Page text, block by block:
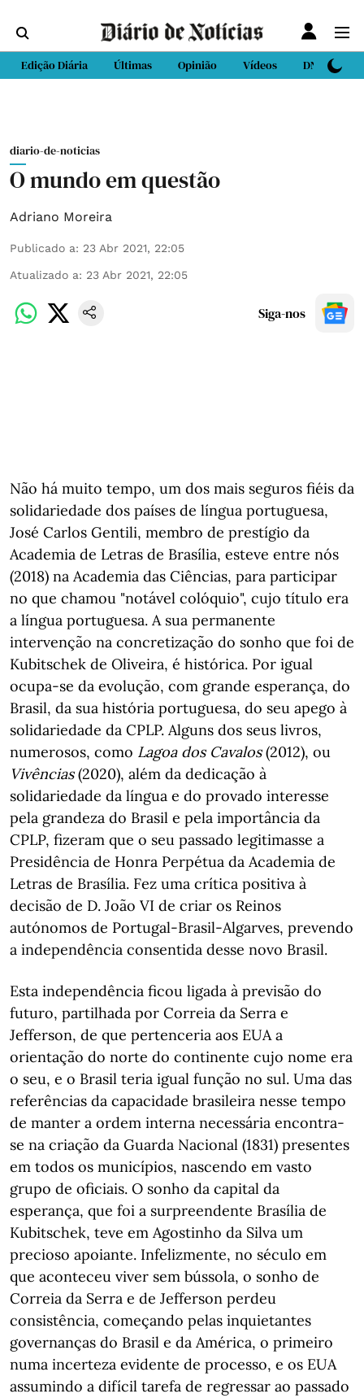
Edição Diária Últimas Opinião Vídeos DN Sport
diario-de-noticias
O mundo em questão
Adriano Moreira
Publicado a: 23 Abr 2021, 22:05
Atualizado a: 23 Abr 2021, 22:05
Siga-nos
Não há muito tempo, um dos mais seguros fiéis da
solidariedade dos países de língua portuguesa,
José Carlos Gentili, membro de prestígio da
Academia de Letras de Brasília, esteve entre nós
(2018) na Academia das Ciências, para participar
no que chamou "notável colóquio", cujo título era
a língua portuguesa. A sua permanente
intervenção na concretização do sonho que foi de
Kubitschek de Oliveira, é histórica. Por igual
ocupa-se da evolução, com grande esperança, do
Brasil, da sua história portuguesa, do seu apego à
solidariedade da CPLP. Alguns dos seus livros,
numerosos, como Lagoa dos Cavalos(2012), ou
Vivências(2020), além da dedicação à
solidariedade da língua e do provado interesse
pela grandeza do Brasil e pela importância da
CPLP, fizeram que o seu passado legitimasse a
Presidência de Honra Perpétua da Academia de
Letras de Brasília. Fez uma crítica positiva à
decisão de D. João VI de criar os Reinos
autónomos de Portugal-Brasil-Algarves, prevendo
a independência consentida desse novo Brasil.
Esta independência ficou ligada à previsão do
futuro, partilhada por Correia da Serra e
Jefferson, de que pertenceria aos EUA a
orientação do norte do continente cujo nome era
o seu, e o Brasil teria igual função no sul. Uma das
referências da capacidade brasileira nesse tempo
de manter a ordem interna necessária encontra-
se na criação da Guarda Nacional (1831) presentes
em todos os municípios, nascendo em vasto
grupo de oficiais. O sonho da capital da
esperança, que foi a surpreendente Brasília de
Kubitschek, teve em Agostinho da Silva um
precioso apoiante. Infelizmente, no século em
que aconteceu viver sem bússola, o sonho de
Correia da Serra e de Jefferson perdeu
consistência, começando pelas inquietantes
governanças do Brasil e da América, o primeiro
numa incerteza evidente de processo, e os EUA
assumindo a difícil tarefa de regressar ao passado